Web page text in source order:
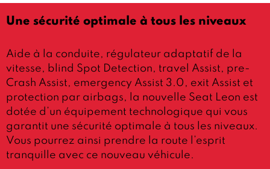
Une sécurité optimale à tous les niveaux
Aide à la conduite, régulateur adaptatif de la
vitesse, blind Spot Detection, travel Assist, pre-
Crash Assist, emergency Assist 3.0, exit Assist et
protection par airbags, la nouvelle Seat Leon est
dotée d’un équipement technologique qui vous
garantit une sécurité optimale à tous les niveaux.
Vous pourrez ainsi prendre la route l’esprit
tranquille avec ce nouveau véhicule.